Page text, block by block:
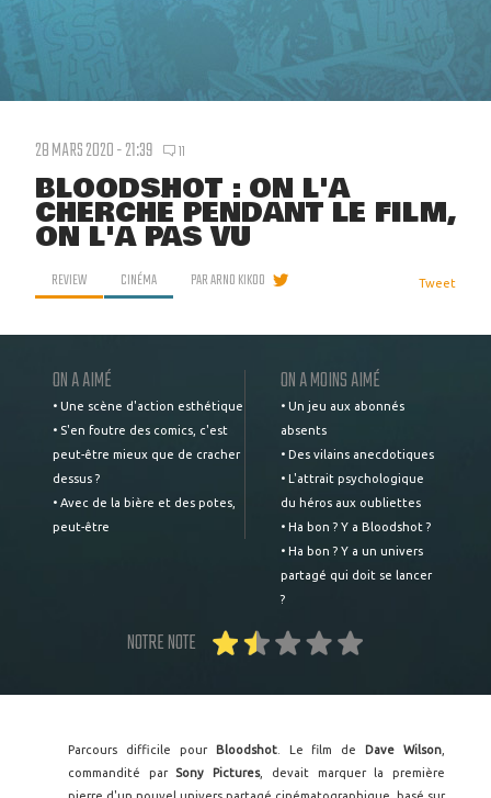
28 MARS 2020 - 21:39 11
BLOODSHOT : ON L'A
CHERCHÉ PENDANT LE FILM,
ON L'A PAS VU
REVIEW CINÉMA PARARNO KIKOO Tweet
ON A AIMÉ
• Une scène d'action esthétique
• S'en foutre des comics, c'est
peut-être mieux que de cracher
dessus ?
• Avec de la bière et des potes,
peut-être
ON A MOINS AIMÉ
• Un jeu aux abonnés
absents
• Des vilains anecdotiques
• L'attrait psychologique
du héros aux oubliettes
• Ha bon ? Y a Bloodshot ?
• Ha bon ? Y a un univers
partagé qui doit se lancer
?
NOTRE NOTE
Parcours difficile pour Bloodshot. Le film de Dave Wilson
commandité par Sony Pictures, devait marquer la première